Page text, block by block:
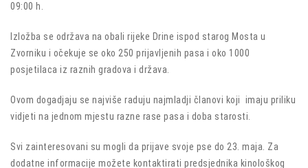
09:00 h.
Izložba se održava na obali rijeke Drine ispod starog Mosta u
Zvorniku i očekuje se oko 250 prijavljenih pasa i oko 1000
posjetilaca iz raznih gradova i država.
Ovom dogadjaju se najviše raduju najmladji članovi koji imaju priliku
vidjeti na jednom mjestu razne rase pasa i doba starosti.
Svi zainteresovani su mogli da prijave svoje pse do 23. maja. Za
dodatne informacije možete kontaktirati predsjednika kinološkog